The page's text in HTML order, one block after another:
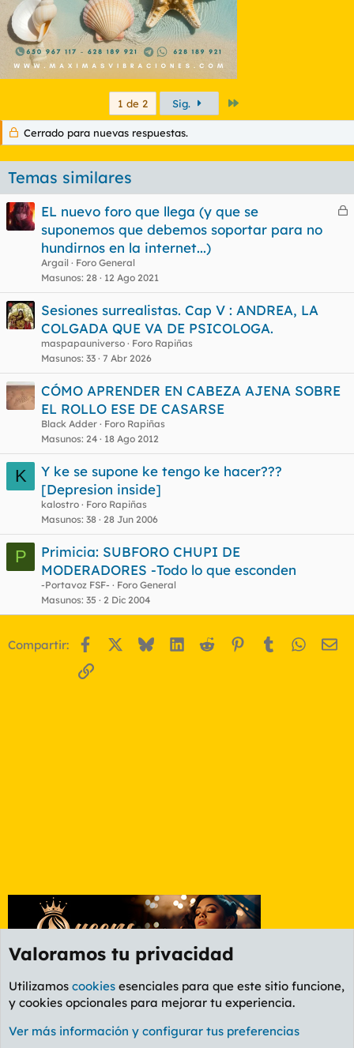
1 de 2 Sig.
Cerrado para nuevas respuestas.
Temas similares
C
d
EL nuevo foro que llega (y que se
suponemos que debemos soportar para no
hundirnos en la internet...)
Argail
Foro General
Masunos 28 12 Ago 2021
Sesiones surrealistas. Cap V : ANDREA, LA
COLGADA QUE VA DE PSICOLOGA.
maspapauniverso
Foro Rapiñas
Masunos 33 7 Abr 2026
CÓMO APRENDER EN CABEZA AJENA SOBRE
EL ROLLO ESE DE CASARSE
Black Adder
Foro Rapiñas
Masunos 24 18 Ago 2012
K
Y ke se supone ke tengo ke hacer???
[Depresion inside]
kalostro
Foro Rapiñas
Masunos 38 28 Jun 2006
P
Primicia: SUBFORO CHUPI DE
MODERADORES -Todo lo que esconden
-Portavoz FSF-
Foro General
Masunos 35 2 Dic 2004
Compartir: Facebook BlueskyLinkedIn
Reddit Pinterest
Tumblr
Enlace
Foro General
Cookies
PL OLDSTYLE AMARILLO
Valoramos tu privacidad
Utilizamos cookies esenciales para que este sitio funcione,
y cookies opcionales para mejorar tu experiencia.
Ver más información y configurar tus preferencias